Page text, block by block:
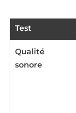
Test
Qualité
sonore